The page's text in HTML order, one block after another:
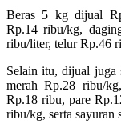
Beras 5 kg dijual
Rp.14 ribu/kg,
ribu/liter, telur Rp.46
Selain itu, dijual juga
merah Rp.28 ribu/
Rp.18 ribu, pare
ribu/kg, serta sayuran